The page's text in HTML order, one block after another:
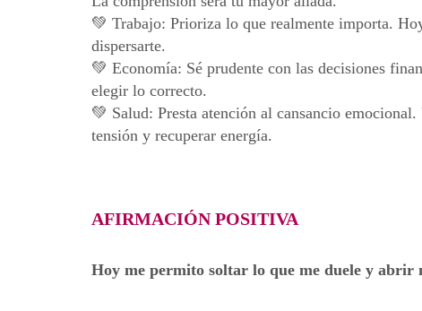
💚 Trabajo: Prioriza lo que realmente importa.
dispersarte.
💚 Economía: Sé prudente con las decisiones
elegir lo correcto.
💚 Salud: Presta atención al cansancio
tensión y recuperar energía.
AFIRMACIÓN POSITIVA
Hoy me permito soltar lo que me duele y abrir